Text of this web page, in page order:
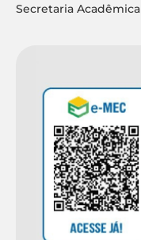
Secretaria Acadêmica